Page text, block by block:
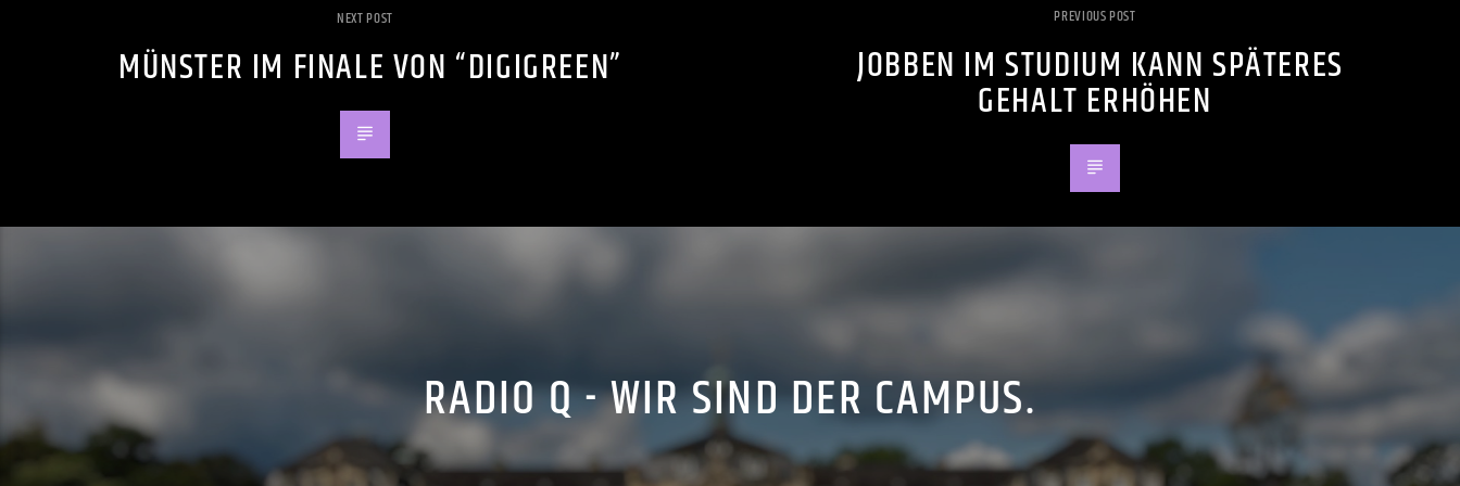
NEXT POST
MÜNSTER IM FINALE VON “DIGIGREEN”
PREVIOUS POST
JOBBEN IM STUDIUM KANN SPÄTERES
GEHALT ERHÖHEN
RADIO Q - WIR SIND DER CAMPUS.